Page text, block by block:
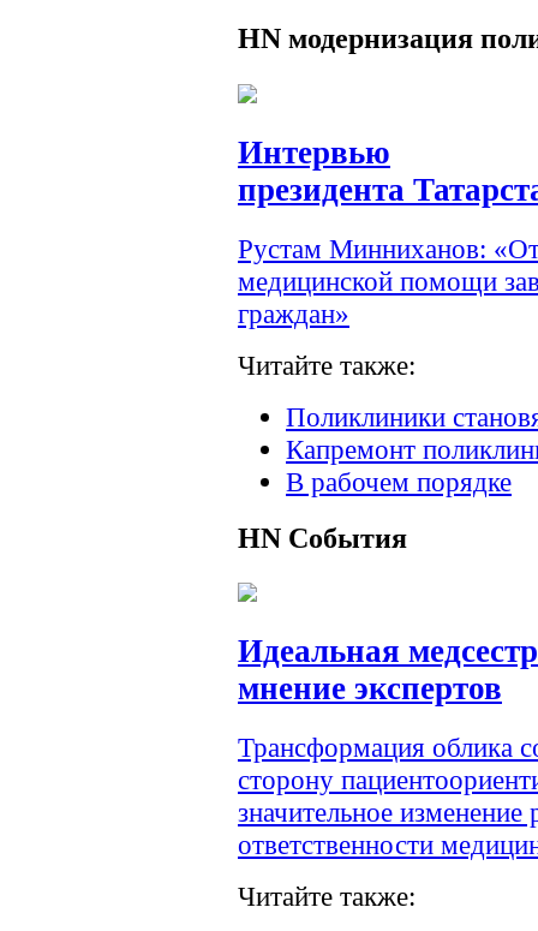
HN модернизация
Интервью
президента
Рустам Минниханов:
медицинской помощи
граждан»
Читайте также:
Поликлиники
Капремонт
В рабочем порядке
HN События
Идеальная
мнение экспертов
Трансформация облика
сторону
значительное
ответственности
Читайте также: